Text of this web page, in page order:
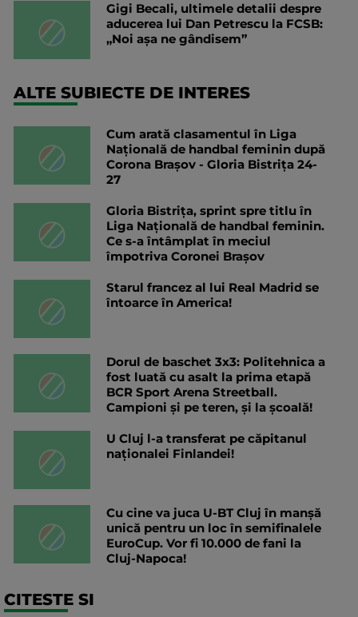
Gigi Becali, ultimele detalii despre
aducerea lui Dan Petrescu la FCSB:
„Noi așa ne gândisem”
ALTE SUBIECTE DE INTERES
Cum arată clasamentul în Liga
Națională de handbal feminin după
Corona Brașov - Gloria Bistrița 24-
27
Gloria Bistrița, sprint spre titlu în
Liga Națională de handbal feminin.
Ce s-a întâmplat în meciul
împotriva Coronei Brașov
Starul francez al lui Real Madrid se
întoarce în America!
Dorul de baschet 3x3: Politehnica a
fost luată cu asalt la prima etapă
BCR Sport Arena Streetball.
Campioni și pe teren, și la școală!
U Cluj l-a transferat pe căpitanul
naționalei Finlandei!
Cu cine va juca U-BT Cluj în manșă
unică pentru un loc în semifinalele
EuroCup. Vor fi 10.000 de fani la
Cluj-Napoca!
CITESTE SI